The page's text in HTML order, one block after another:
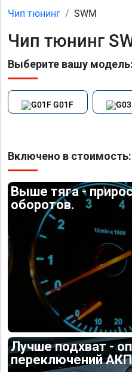
Чип тюнинг SWM
Чип тюнинг
Выберите вашу модель:
G01F
Включено в стоимость:
Выше тяга -
оборотов.
Лучше подхват -
переключений